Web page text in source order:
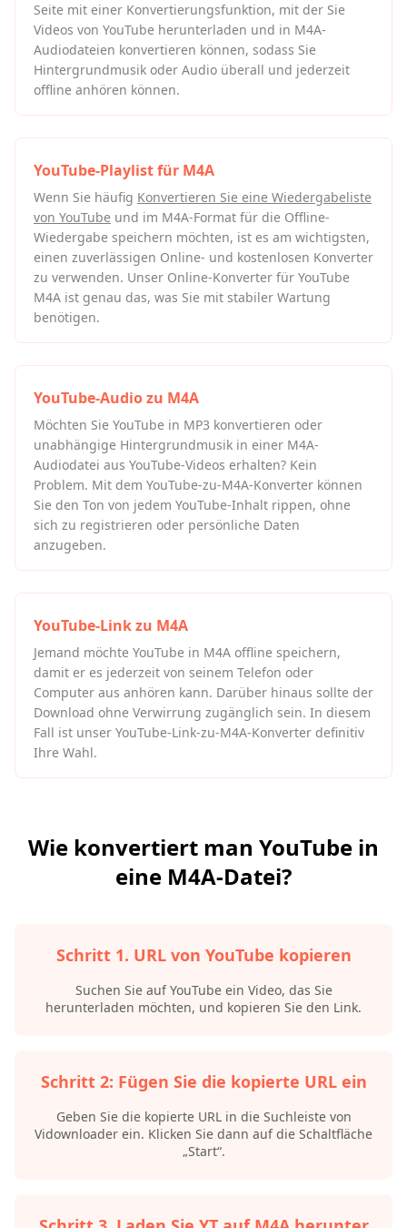
Seite mit einer Konvertierungsfunktion, mit der Sie
Videos von YouTube herunterladen und in M4A-
Audiodateien konvertieren können, sodass Sie
Hintergrundmusik oder Audio überall und jederzeit
offline anhören können.
YouTube-Playlist für M4A
Wenn Sie häufig Konvertieren Sie eine Wiedergabeliste
von YouTube und im M4A-Format für die Offline-
Wiedergabe speichern möchten, ist es am wichtigsten,
einen zuverlässigen Online- und kostenlosen Konverter
zu verwenden. Unser Online-Konverter für YouTube
M4A ist genau das, was Sie mit stabiler Wartung
benötigen.
YouTube-Audio zu M4A
Möchten Sie YouTube in MP3 konvertieren oder
unabhängige Hintergrundmusik in einer M4A-
Audiodatei aus YouTube-Videos erhalten? Kein
Problem. Mit dem YouTube-zu-M4A-Konverter können
Sie den Ton von jedem YouTube-Inhalt rippen, ohne
sich zu registrieren oder persönliche Daten
anzugeben.
YouTube-Link zu M4A
Jemand möchte YouTube in M4A offline speichern,
damit er es jederzeit von seinem Telefon oder
Computer aus anhören kann. Darüber hinaus sollte der
Download ohne Verwirrung zugänglich sein. In diesem
Fall ist unser YouTube-Link-zu-M4A-Konverter definitiv
Ihre Wahl.
Wie konvertiert man YouTube in
eine M4A-Datei?
Schritt 1. URL von YouTube kopieren
Suchen Sie auf YouTube ein Video, das Sie
herunterladen möchten, und kopieren Sie den Link.
Schritt 2: Fügen Sie die kopierte URL ein
Geben Sie die kopierte URL in die Suchleiste von
Vidownloader ein. Klicken Sie dann auf die Schaltfläche
„Start“.